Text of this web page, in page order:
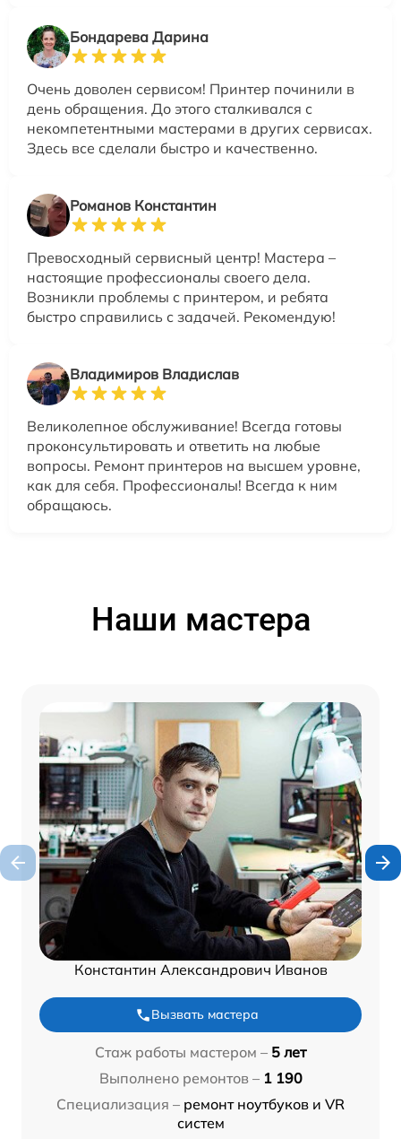
Бондарева Дарина
Очень доволен сервисом! Принтер починили в
день обращения. До этого сталкивался с
некомпетентными мастерами в других сервисах.
Здесь все сделали быстро и качественно.
Романов Константин
Превосходный сервисный центр! Мастера –
настоящие профессионалы своего дела.
Возникли проблемы с принтером, и ребята
быстро справились с задачей. Рекомендую!
Владимиров Владислав
Великолепное обслуживание! Всегда готовы
проконсультировать и ответить на любые
вопросы. Ремонт принтеров на высшем уровне,
как для себя. Профессионалы! Всегда к ним
обращаюсь.
Наши мастера
Константин Александрович Иванов
Вызвать мастера
Стаж работы мастером – 5 лет
Выполнено ремонтов – 1 190
Специализация – ремонт ноутбуков и VR
систем